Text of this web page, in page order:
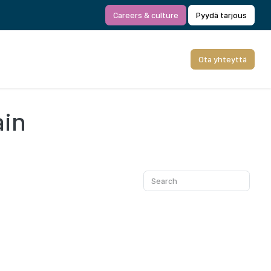
Careers & culture Pyydä tarjous
Ota yhteyttä